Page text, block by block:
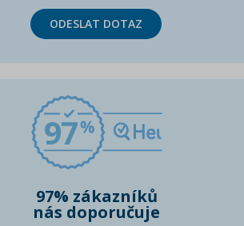
ODESLAT DOTAZ
97
97% zákazníků
nás doporučuje